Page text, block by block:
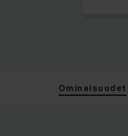
Ominaisuudet